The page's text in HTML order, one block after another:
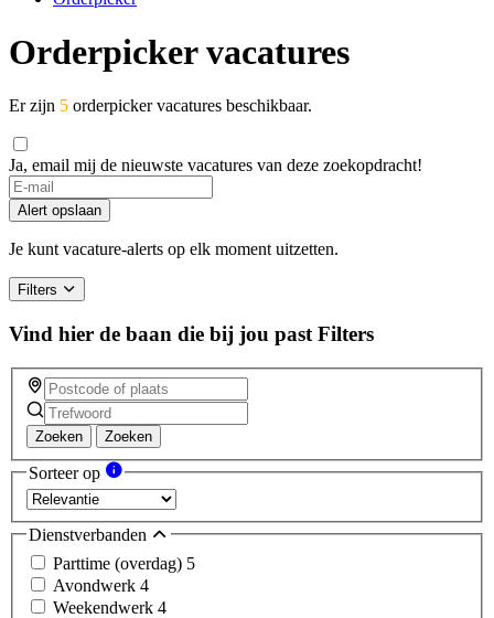
Orderpicker vacatures
Er zijn 5 orderpicker vacatures beschikbaar.
Ja, email mij de nieuwste vacatures van deze zoekopdracht!
Alert opslaan
Je kunt vacature-alerts op elk moment uitzetten.
Filters
Vind hier de baan die bij jou past Filters
Zoeken Zoeken
Sorteer op
Dienstverbanden
Parttime (overdag) 5
Avondwerk 4
Weekendwerk 4